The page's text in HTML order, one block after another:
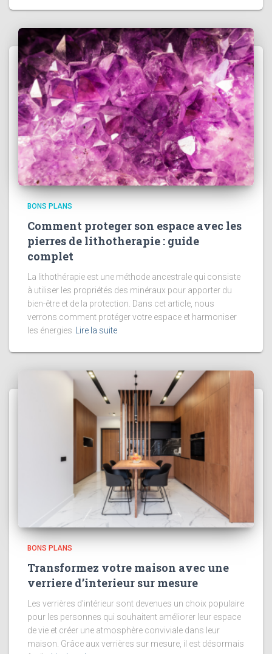
BONS PLANS
Comment proteger son espace avec les
pierres de lithotherapie : guide
complet
La lithothérapie est une méthode ancestrale qui consiste
à utiliser les propriétés des minéraux pour apporter du
bien-être et de la protection. Dans cet article, nous
verrons comment protéger votre espace et harmoniser
les énergies
Lire la suite
BONS PLANS
Transformez votre maison avec une
verriere d’interieur sur mesure
Les verrières d’intérieur sont devenues un choix populaire
pour les personnes qui souhaitent améliorer leur espace
de vie et créer une atmosphère conviviale dans leur
maison. Grâce aux verrières sur mesure, il est désormais